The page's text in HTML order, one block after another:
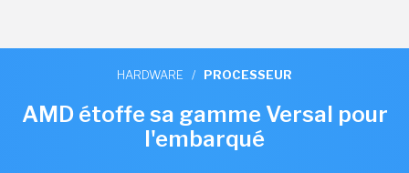
HARDWARE / PROCESSEUR
AMD étoffe sa gamme Versal pour
l'embarqué